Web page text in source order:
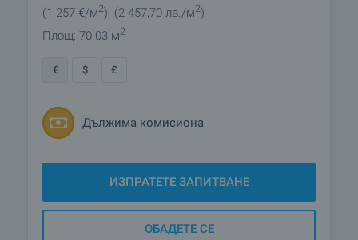
(1 257 €/м2) (2 457,70 лв./м2)
Площ: 70.03 м2
€ $ £
Дължима комисиона
ИЗПРАТЕТЕ ЗАПИТВАНЕ
ОБАДЕТЕ СЕ